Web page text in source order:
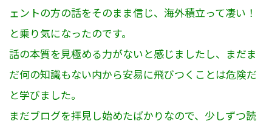
ェントの方の話をそのまま信じ、海外積立って凄い！
と乗り気になったのです。
話の本質を見極める力がないと感じましたし、まだま
だ何の知識もない内から安易に飛びつくことは危険だ
と学びました。
まだブログを拝見し始めたばかりなので、少しずつ読